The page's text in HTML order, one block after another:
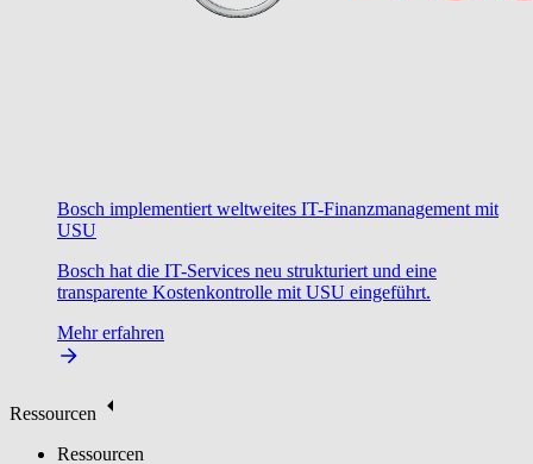
Bosch implementiert weltweites IT-Finanzmanagement mit
USU
Bosch hat die IT-Services neu strukturiert und eine
transparente Kostenkontrolle mit USU eingeführt.
Mehr erfahren
Ressourcen
Ressourcen